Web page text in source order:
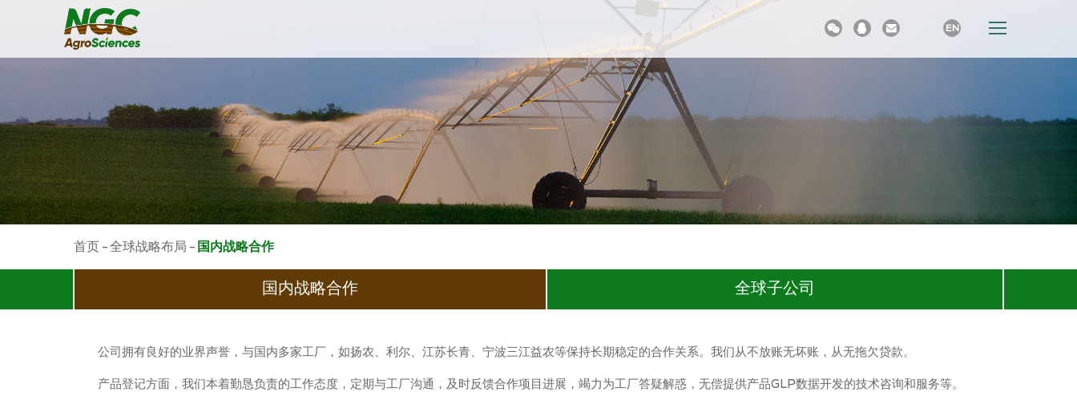
   EN
首页-全球战略布局 - 国内战略合作
国内战略合作 全球子公司
公司拥有良好的业界声誉，与国内多家工厂，如扬农、利尔、江苏长青、宁波三江益农等保持长期稳定的合作关系。我们从不放账无坏账，从无拖欠贷款。
产品登记方面，我们本着勤恳负责的工作态度，定期与工厂沟通，及时反馈合作项目进展，竭力为工厂答疑解惑，无偿提供产品GLP数据开发的技术咨询和服务等。